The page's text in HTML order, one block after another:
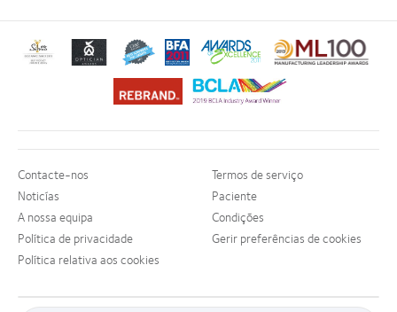
Learn
more
d’Or
para
o
melhor
produto
com
MyDay™
(2013)
Learn
more
Ano
para
Lentes
(2013)
Learn
more
about
2012
2010
Melhores
Learn
more
about
2011
Factory
Awards
Learn
more
about
ODMA
(2011)
Learn
more
about
2012
Leadership
100
(ML
Learn
more
Learn
more
Industria
BCLA
Contacte-nos
Noticías
A nossa equipa
Política de privacidade
Política relativa aos cookies
Termos de serviço
Paciente
Condições
Gerir preferências de cookies